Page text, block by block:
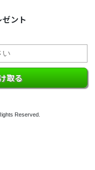
ゼント
取る
Reserved.